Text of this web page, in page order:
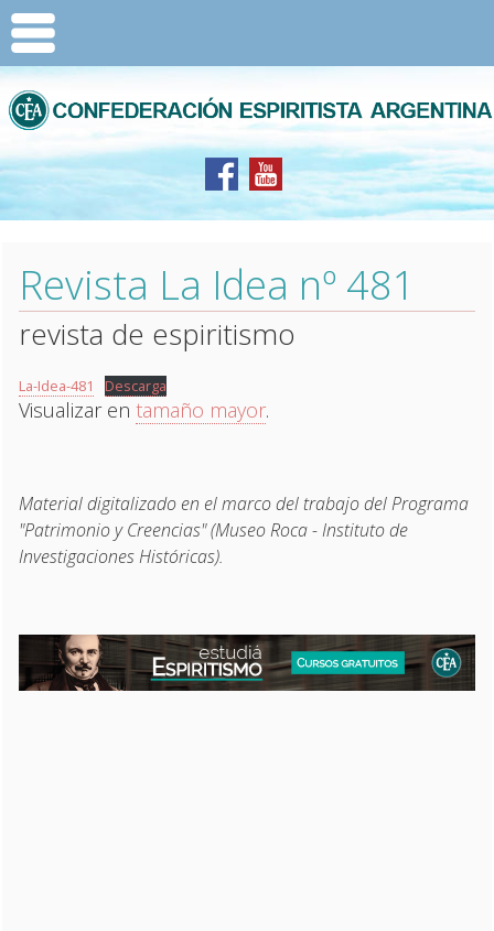
Revista La Idea nº 481
revista de espiritismo
La-Idea-481 Descarga
Visualizar entamaño mayor.
Material digitalizado en el marco del trabajo del Programa
"Patrimonio y Creencias" (Museo Roca - Instituto de
Investigaciones Históricas).